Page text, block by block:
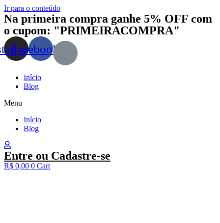
Ir para o conteúdo
Na primeira compra ganhe 5% OFF com
o cupom: "PRIMEIRACOMPRA"
Facebook
Início
Blog
Menu
Início
Blog
Entre ou Cadastre-se
R$ 0,00 0 Cart